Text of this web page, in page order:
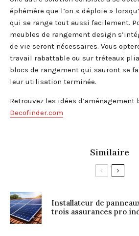
éphémère que l’on « déploie »
qui se range tout aussi facilement.
meubles de rangement design
de vie seront nécessaires. Vous
travail rabattable ou sur tréteaux
blocs de rangement qui sauront se
leur utilisation terminée.
Retrouvez les idées d’aménagement
Decofinder.com
Similaire
Installateur de
trois assurances pro